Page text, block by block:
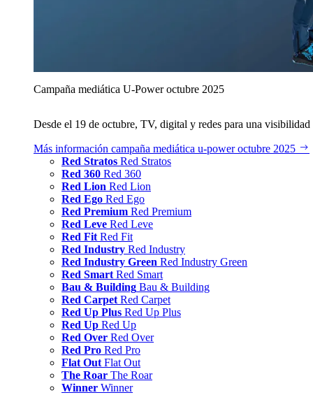
Campaña mediática U‑Power octubre 2025
Desde el 19 de octubre, TV, digital y redes para una
Más información campaña mediática u‑power octubre 2025
Red Stratos Red Stratos
Red 360 Red 360
Red Lion Red Lion
Red Ego Red Ego
Red Premium Red Premium
Red Leve Red Leve
Red Fit Red Fit
Red Industry Red Industry
Red Industry Green Red Industry Green
Red Smart Red Smart
Bau & Building Bau & Building
Red Carpet Red Carpet
Red Up Plus Red Up Plus
Red Up Red Up
Red Over Red Over
Red Pro Red Pro
Flat Out Flat Out
The Roar The Roar
Winner Winner